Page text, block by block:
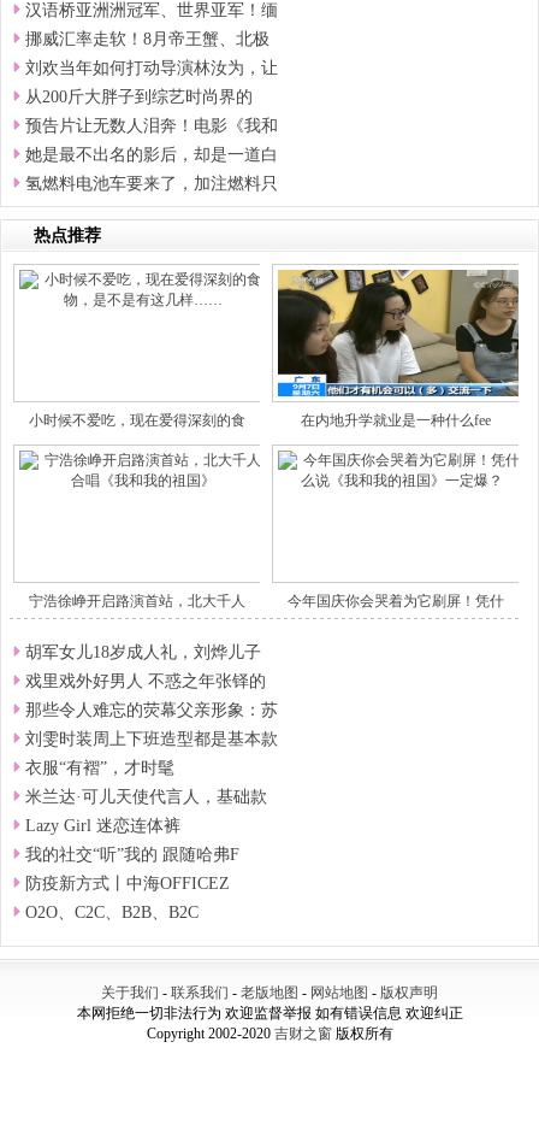
汉语桥亚洲洲冠军、世界亚军！缅
挪威汇率走软！8月帝王蟹、北极
刘欢当年如何打动导演林汝为，让
从200斤大胖子到综艺时尚界的
预告片让无数人泪奔！电影《我和
她是最不出名的影后，却是一道白
氢燃料电池车要来了，加注燃料只
热点推荐
小时候不爱吃，现在爱得深刻的食 在内地升学就业是一种什么fee
宁浩徐峥开启路演首站，北大千人 今年国庆你会哭着为它刷屏！凭什
胡军女儿18岁成人礼，刘烨儿子
戏里戏外好男人 不惑之年张铎的
那些令人难忘的荧幕父亲形象：苏
刘雯时装周上下班造型都是基本款
衣服“有褶”，才时髦
米兰达·可儿天使代言人，基础款
Lazy Girl 迷恋连体裤
我的社交“听”我的 跟随哈弗F
防疫新方式丨中海OFFICEZ
O2O、C2C、B2B、B2C
关于我们 - 联系我们 - 老版地图 - 网站地图 - 版权声明
本网拒绝一切非法行为 欢迎监督举报 如有错误信息 欢迎纠正
Copyright 2002-2020 吉财之窗版权所有